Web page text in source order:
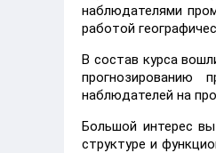
наблюдателями
работой
В состав курса
прогнозированию
наблюдателей на
Большой интерес
структуре и